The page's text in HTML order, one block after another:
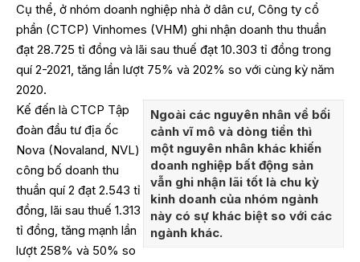
Cụ thể, ở nhóm doanh nghiệp nhà ở dân cư, Công ty cổ
phần (CTCP) Vinhomes (VHM) ghi nhận doanh thu thuần
đạt 28.725 tỉ đồng và lãi sau thuế đạt 10.303 tỉ đồng trong
quí 2-2021, tăng lần lượt 75% và 202% so với cùng kỳ năm
2020.
Ngoài các nguyên nhân về bối
cảnh vĩ mô và dòng tiền thì
một nguyên nhân khác khiến
doanh nghiệp bất động sản
vẫn ghi nhận lãi tốt là chu kỳ
kinh doanh của nhóm ngành
này có sự khác biệt so với các
ngành khác.
Kế đến là CTCP Tập
đoàn đầu tư địa ốc
Nova (Novaland, NVL)
công bố doanh thu
thuần quí 2 đạt 2.543 tỉ
đồng, lãi sau thuế 1.313
tỉ đồng, tăng mạnh lần
lượt 258% và 50% so